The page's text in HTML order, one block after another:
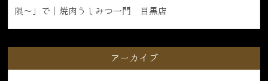
限〜」で｜焼肉うしみつ一門 目黒店
アーカイブ